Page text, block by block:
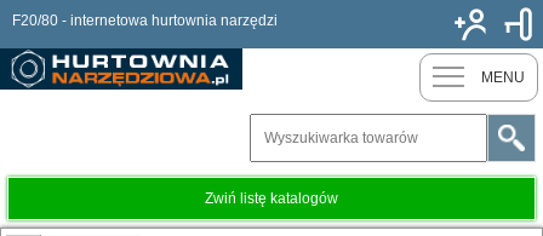
F20/80 - internetowa hurtownia narzędzi Nowy
MENU
Zwiń listę katalogów